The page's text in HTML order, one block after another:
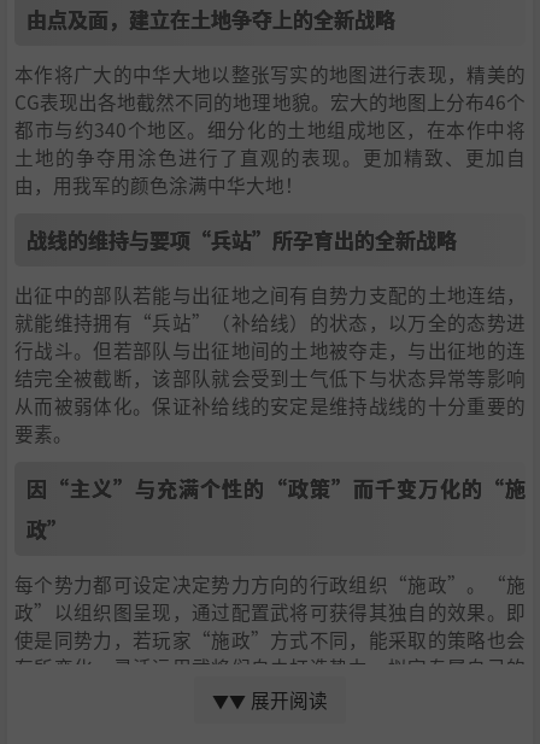
由点及面，建立在土地争夺上的全新战略
本作将广大的中华大地以整张写实的地图进行表现，精美的
CG表现出各地截然不同的地理地貌。宏大的地图上分布46个
都市与约340个地区。细分化的土地组成地区，在本作中将
土地的争夺用涂色进行了直观的表现。更加精致、更加自
由，用我军的颜色涂满中华大地！
战线的维持与要项“兵站”所孕育出的全新战略
出征中的部队若能与出征地之间有自势力支配的土地连结，
就能维持拥有“兵站”（补给线）的状态，以万全的态势进
行战斗。但若部队与出征地间的土地被夺走，与出征地的连
结完全被截断，该部队就会受到士气低下与状态异常等影响
从而被弱体化。保证补给线的安定是维持战线的十分重要的
要素。
因“主义”与充满个性的“政策”而千变万化的“施
政”
每个势力都可设定决定势力方向的行政组织“施政”。“施
政”以组织图呈现，通过配置武将可获得其独自的效果。即
使是同势力，若玩家“施政”方式不同，能采取的策略也会
有所变化。灵活运用武将们自由打造势力，拟定专属自己的
战略将是本作的醍醐味。▼▼ 展开阅读